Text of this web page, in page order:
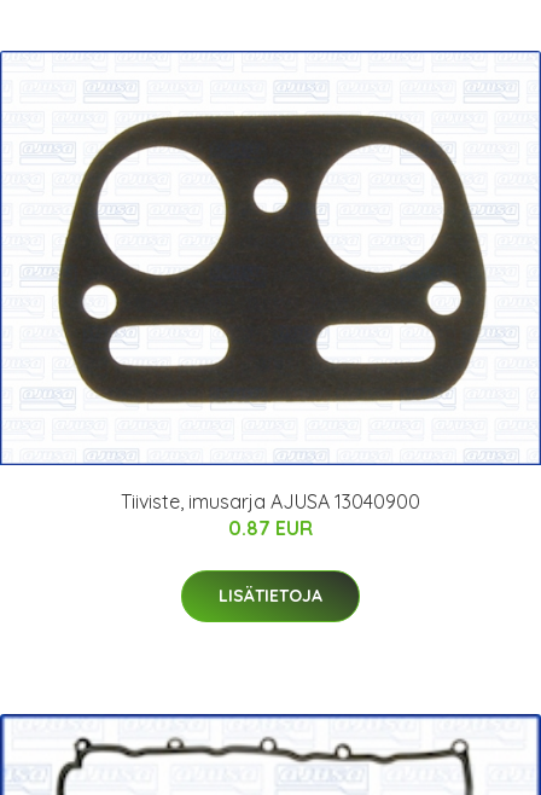
Tiiviste, imusarja AJUSA 13040900
0.87 EUR
LISÄTIETOJA